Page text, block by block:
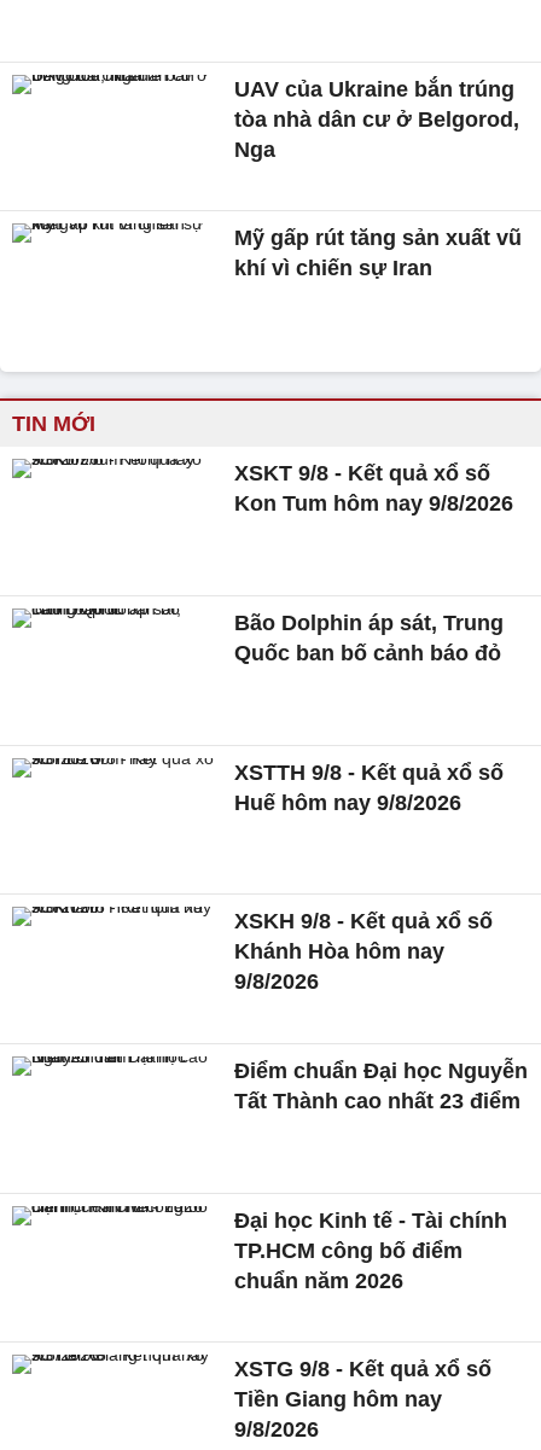
UAV của Ukraine bắn trúng
tòa nhà dân cư ở Belgorod,
Nga
Mỹ gấp rút tăng sản xuất vũ
khí vì chiến sự Iran
TIN MỚI
XSKT 9/8 - Kết quả xổ số
Kon Tum hôm nay 9/8/2026
Bão Dolphin áp sát, Trung
Quốc ban bố cảnh báo đỏ
XSTTH 9/8 - Kết quả xổ số
Huế hôm nay 9/8/2026
XSKH 9/8 - Kết quả xổ số
Khánh Hòa hôm nay
9/8/2026
Điểm chuẩn Đại học Nguyễn
Tất Thành cao nhất 23 điểm
Đại học Kinh tế - Tài chính
TP.HCM công bố điểm
chuẩn năm 2026
XSTG 9/8 - Kết quả xổ số
Tiền Giang hôm nay
9/8/2026